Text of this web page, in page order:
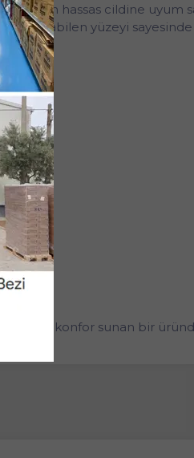
hassas cildine uyum
alabilen yüzeyi
ve konfor sunan bir